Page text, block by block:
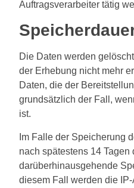
Auftragsverarbeiter tätig
Die Daten werden
der Erhebung nicht mehr
Daten, die der
grundsätzlich der Fall,
ist.
Im Falle der Speicherung
nach spätestens 14 Tagen
darüberhinausgehende
diesem Fall werden die